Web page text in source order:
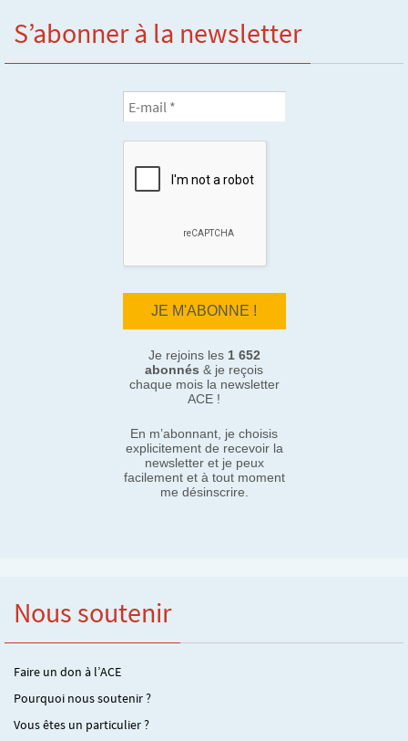
S’abonner à la newsletter
Je rejoins les 1 652
abonnés & je reçois
chaque mois la newsletter
ACE !
En m’abonnant, je choisis
explicitement de recevoir la
newsletter et je peux
facilement et à tout moment
me désinscrire.
Nous soutenir
Faire un don à l’ACE
Pourquoi nous soutenir ?
Vous êtes un particulier ?